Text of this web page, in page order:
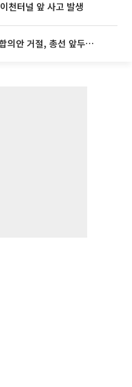
천터널 앞 사고 발생
절, 총선 앞두고 시간 끌기”